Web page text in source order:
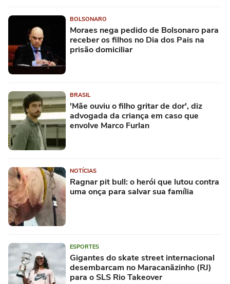
BOLSONARO
Moraes nega pedido de Bolsonaro para
receber os filhos no Dia dos Pais na
prisão domiciliar
BRASIL
'Mãe ouviu o filho gritar de dor', diz
advogada da criança em caso que
envolve Marco Furlan
NOTÍCIAS
Ragnar pit bull: o herói que lutou contra
uma onça para salvar sua família
ESPORTES
Gigantes do skate street internacional
desembarcam no Maracanãzinho (RJ)
para o SLS Rio Takeover